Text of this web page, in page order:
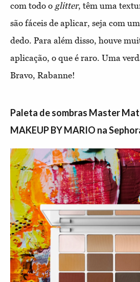
com todo o glitter, têm uma
são fáceis de aplicar, seja com
dedo. Para além disso, houve
aplicação, o que é raro. Uma
Bravo, Rabanne!
Paleta de sombras Master
MAKEUP BY MARIO na